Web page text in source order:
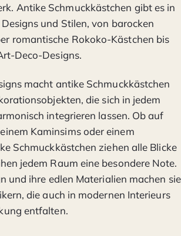
Antike Schmuckkästchen gibt es in
und Stilen, von barocken
romantische Rokoko-Kästchen bis
Deco-Designs.
macht antike Schmuckkästchen
die sich in jedem
integrieren lassen. Ob auf
Kaminsims oder einem
Schmuckkästchen ziehen alle Blicke
jedem Raum eine besondere Note.
und ihre edlen Materialien machen sie
die auch in modernen Interieurs
entfalten.